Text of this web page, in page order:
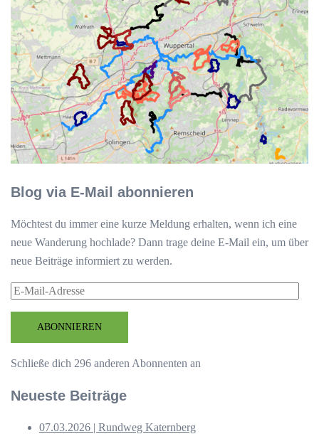
Blog via E-Mail abonnieren
Möchtest du immer eine kurze Meldung erhalten, wenn ich eine
neue Wanderung hochlade? Dann trage deine E-Mail ein, um über
neue Beiträge informiert zu werden.
E-
AdresseABONNIEREN
Schließe dich 296 anderen Abonnenten an
Neueste Beiträge
07.03.2026 | Rundweg Katernberg